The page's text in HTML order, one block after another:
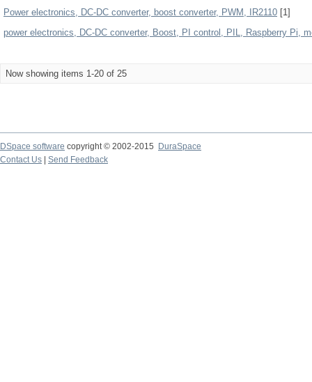
Power electronics, DC-DC converter, boost converter, PWM, IR2110 [1]
power electronics, DC-DC converter, Boost, PI control, PIL, Raspberry Pi,
Now showing items 1-20 of 25
DSpace software copyright © 2002-2015
DuraSpace
Contact Us
Send Feedback